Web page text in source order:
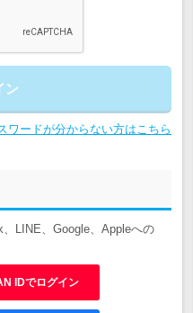
ン
ワードが分からない方はこちら
LINE、Google、Appleへの
IDでログイン